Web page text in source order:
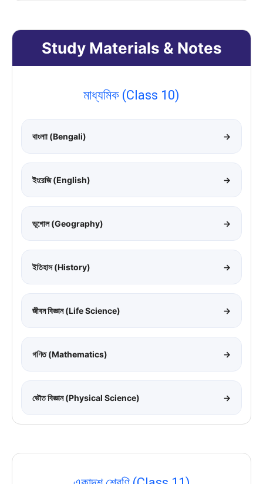
Study Materials & Notes
মাধ্যমিক (Class 10)
বাংলাা (Bengali) →
ইংরেজি (English) →
ভূগোল (Geography) →
ইতিহাস (History) →
জীবন বিজ্ঞান (Life Science) →
গণিত (Mathematics) →
ভৌত বিজ্ঞান (Physical Science) →